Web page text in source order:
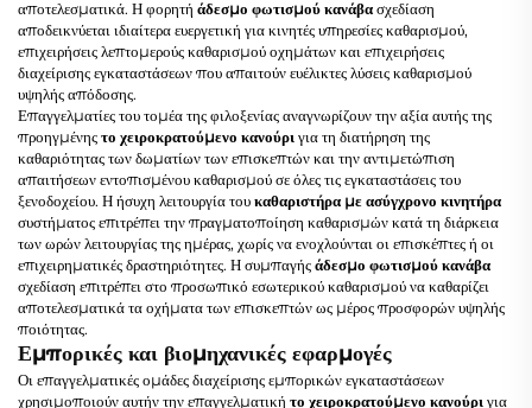
αποτελεσματικά. Η φορητή άδεσμο φωτισμού κανάβασχεδίαση
αποδεικνύεται ιδιαίτερα ευεργετική για κινητές υπηρεσίες καθαρισμού,
επιχειρήσεις λεπτομερούς καθαρισμού οχημάτων και επιχειρήσεις
διαχείρισης εγκαταστάσεων που απαιτούν ευέλικτες λύσεις καθαρισμού
υψηλής απόδοσης.
Επαγγελματίες του τομέα της φιλοξενίας αναγνωρίζουν την αξία αυτής της
προηγμένηςτο χειροκρατούμενο κανούρι για τη διατήρηση της
καθαριότητας των δωματίων των επισκεπτών και την αντιμετώπιση
απαιτήσεων εντοπισμένου καθαρισμού σε όλες τις εγκαταστάσεις του
ξενοδοχείου. Η ήσυχη λειτουργία τουκαθαριστήρα με ασύγχρονο κινητήρα
συστήματος επιτρέπει την πραγματοποίηση καθαρισμών κατά τη διάρκεια
των ωρών λειτουργίας της ημέρας, χωρίς να ενοχλούνται οι επισκέπτες ή οι
επιχειρηματικές δραστηριότητες. Η συμπαγήςάδεσμο φωτισμού κανάβα
σχεδίαση επιτρέπει στο προσωπικό εσωτερικού καθαρισμού να καθαρίζει
αποτελεσματικά τα οχήματα των επισκεπτών ως μέρος προσφορών υψηλής
ποιότητας.
Εμπορικές και βιομηχανικές εφαρμογές
Οι επαγγελματικές ομάδες διαχείρισης εμπορικών εγκαταστάσεων
χρησιμοποιούν αυτήν την επαγγελματική το χειροκρατούμενο κανούρι για